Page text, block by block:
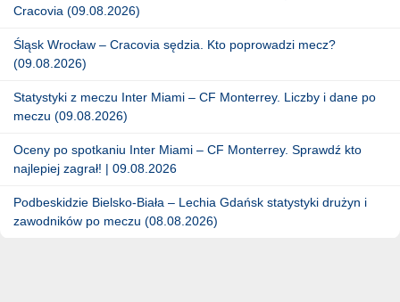
Cracovia (09.08.2026)
Śląsk Wrocław – Cracovia sędzia. Kto poprowadzi mecz?
(09.08.2026)
Statystyki z meczu Inter Miami – CF Monterrey. Liczby i dane po
meczu (09.08.2026)
Oceny po spotkaniu Inter Miami – CF Monterrey. Sprawdź kto
najlepiej zagrał! | 09.08.2026
Podbeskidzie Bielsko-Biała – Lechia Gdańsk statystyki drużyn i
zawodników po meczu (08.08.2026)